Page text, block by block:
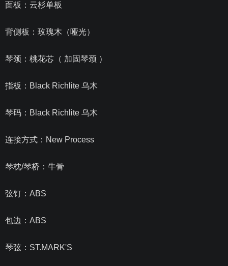
面板：云杉单板
背侧板：玫瑰木（哑光）
琴颈：桃花芯（ 加固琴颈 ）
指板： Black Richlite 乌木
琴码： Black Richlite 乌木
连接方式：New Process
琴枕/琴桥：牛骨
弦钉：ABS
包边： ABS
琴弦：ST.MARK'S